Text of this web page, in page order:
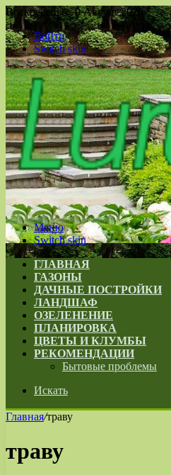
Воскресенье , 9 Август 2026
Войти
Switch skin
Меню
Switch skin
ГЛАВНАЯ
ГАЗОНЫ
ДАЧНЫЕ ПОСТРОЙКИ
ЛАНДШАФ
ОЗЕЛЕНЕНИЕ
ПЛАНИРОВКА
ЦВЕТЫ И КЛУМБЫ
РЕКОМЕНДАЦИИ
Бытовые проблемы
Искать
Главная/траву
траву